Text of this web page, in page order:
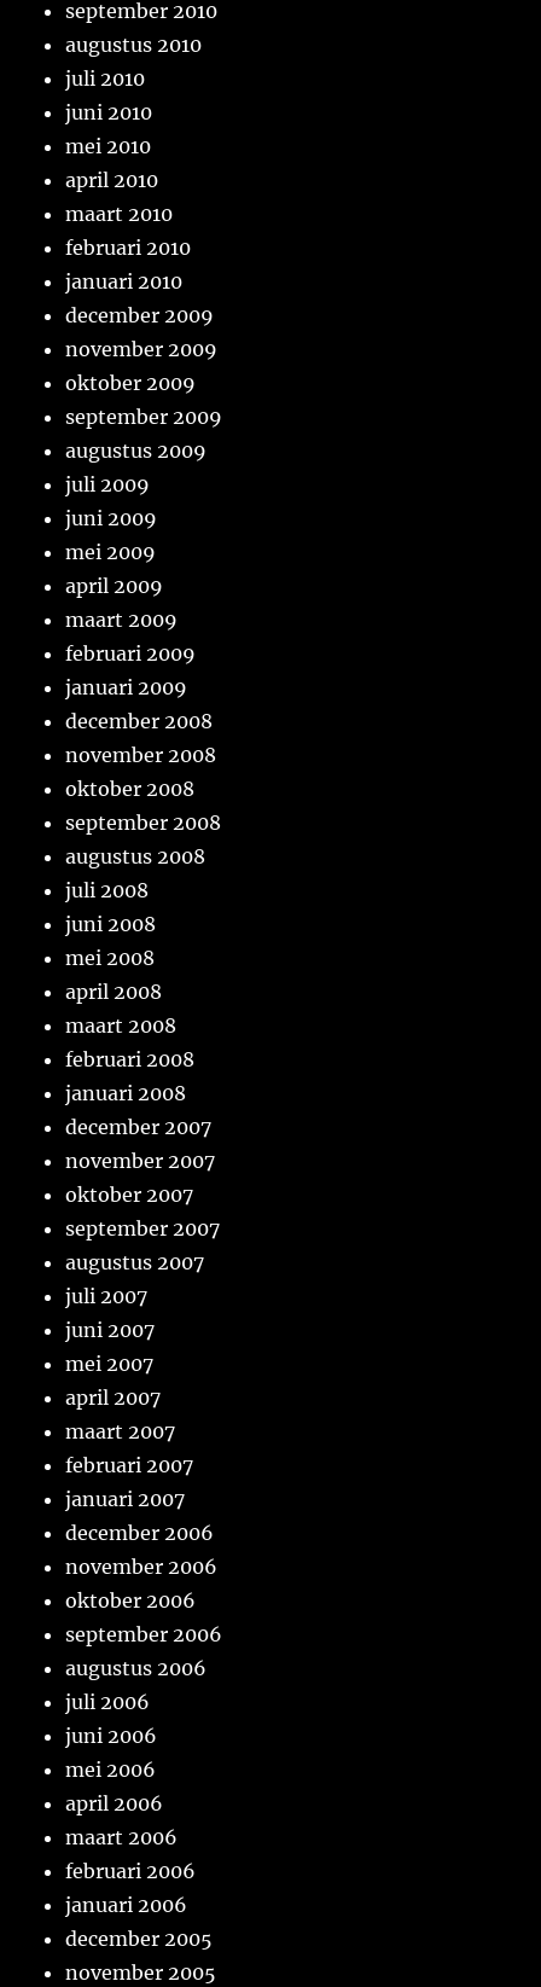
september 2010
augustus 2010
juli 2010
juni 2010
mei 2010
april 2010
maart 2010
februari 2010
januari 2010
december 2009
november 2009
oktober 2009
september 2009
augustus 2009
juli 2009
juni 2009
mei 2009
april 2009
maart 2009
februari 2009
januari 2009
december 2008
november 2008
oktober 2008
september 2008
augustus 2008
juli 2008
juni 2008
mei 2008
april 2008
maart 2008
februari 2008
januari 2008
december 2007
november 2007
oktober 2007
september 2007
augustus 2007
juli 2007
juni 2007
mei 2007
april 2007
maart 2007
februari 2007
januari 2007
december 2006
november 2006
oktober 2006
september 2006
augustus 2006
juli 2006
juni 2006
mei 2006
april 2006
maart 2006
februari 2006
januari 2006
december 2005
november 2005